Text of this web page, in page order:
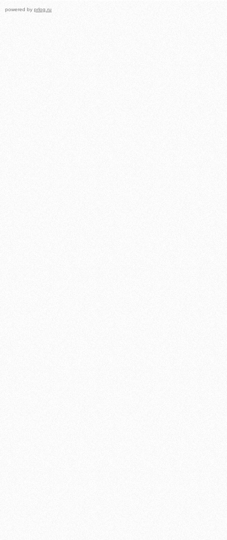
powered by prlog.ru